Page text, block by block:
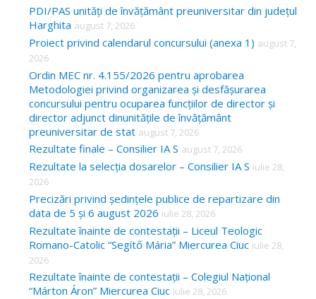
c
h
f
o
r
PDI/PAS unități de învățământ preuniversitar din județul
Harghita august 7, 2026
Proiect privind calendarul concursului (anexa 1) august 7,
2026
Ordin MEC nr. 4.155/2026 pentru aprobarea
Metodologiei privind organizarea și desfășurarea
concursului pentru ocuparea funcțiilor de director și
director adjunct dinunitățile de învățământ
preuniversitar de stat august 7, 2026
Rezultate finale – Consilier IA S august 7, 2026
Rezultate la selecția dosarelor – Consilier IA S iulie 28,
2026
Precizări privind ședințele publice de repartizare din
data de 5 și 6 august 2026 iulie 28, 2026
Rezultate înainte de contestații – Liceul Teologic
Romano-Catolic “Segítő Mária” Miercurea Ciuc iulie 28,
2026
Rezultate înainte de contestații – Colegiul Național
“Márton Áron” Miercurea Ciuc iulie 28, 2026